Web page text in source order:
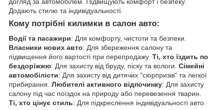
Додають стилю та індивідуальності.
Кому потрібні килимки в салон авто:
Водії та пасажири: Для комфорту, чистоти та безпеки.
Власники нових авто: Для збереження салону та
підвищення його вартості при перепродажу. Ті, хто їздить по
бездоріжжю: Для захисту від бруду, піску та вологи. Сімейні
автомобілісти: Для захисту від дитячих "сюрпризів" та легкої
прибирання. Любителі активного відпочинку: Для захисту
салону під час поїздок на природу або перевезення тварин.
Ті, хто цінує стиль: Для підкреслення індивідуальності авто.